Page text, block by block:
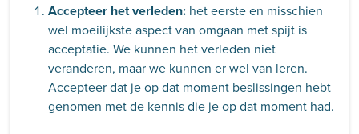
Accepteer het verleden: het eerste en misschien
wel moeilijkste aspect van omgaan met spijt is
acceptatie. We kunnen het verleden niet
veranderen, maar we kunnen er wel van leren.
Accepteer dat je op dat moment beslissingen hebt
genomen met de kennis die je op dat moment had.